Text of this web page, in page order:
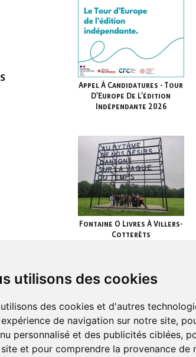
utilisons des cookies
des cookies et d'autres
de navigation sur notre site,
personnalisé et des publicités ciblées,
et pour comprendre la provenance de
Appel À Candidatures - Tour
D'Europe De L'édition
Indépendante 2026
Fontaine O Livres À Villers-
Cotterêts
Rencontre Emploi Et Métiers
Du Livre